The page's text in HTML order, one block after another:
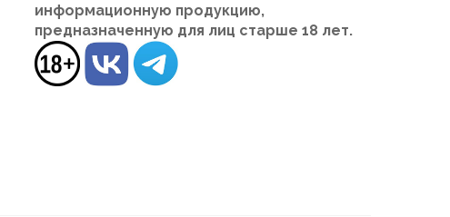
информационную продукцию,
предназначенную для лиц старше 18 лет.